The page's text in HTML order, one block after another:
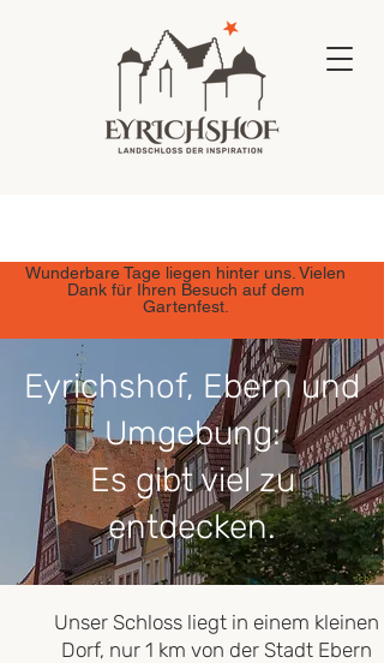
Wunderbare Tage liegen hinter uns. Vielen
Dank für Ihren Besuch auf dem
Gartenfest.
Eyrichshof, Ebern und
Umgebung:
Es gibt viel zu
entdecken.
Unser Schloss liegt in einem kleinen
Dorf, nur 1 km von der Stadt Ebern